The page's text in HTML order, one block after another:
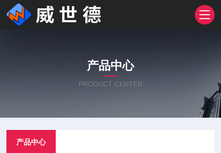
产品中心
PRODUCT CENTER
产品中心